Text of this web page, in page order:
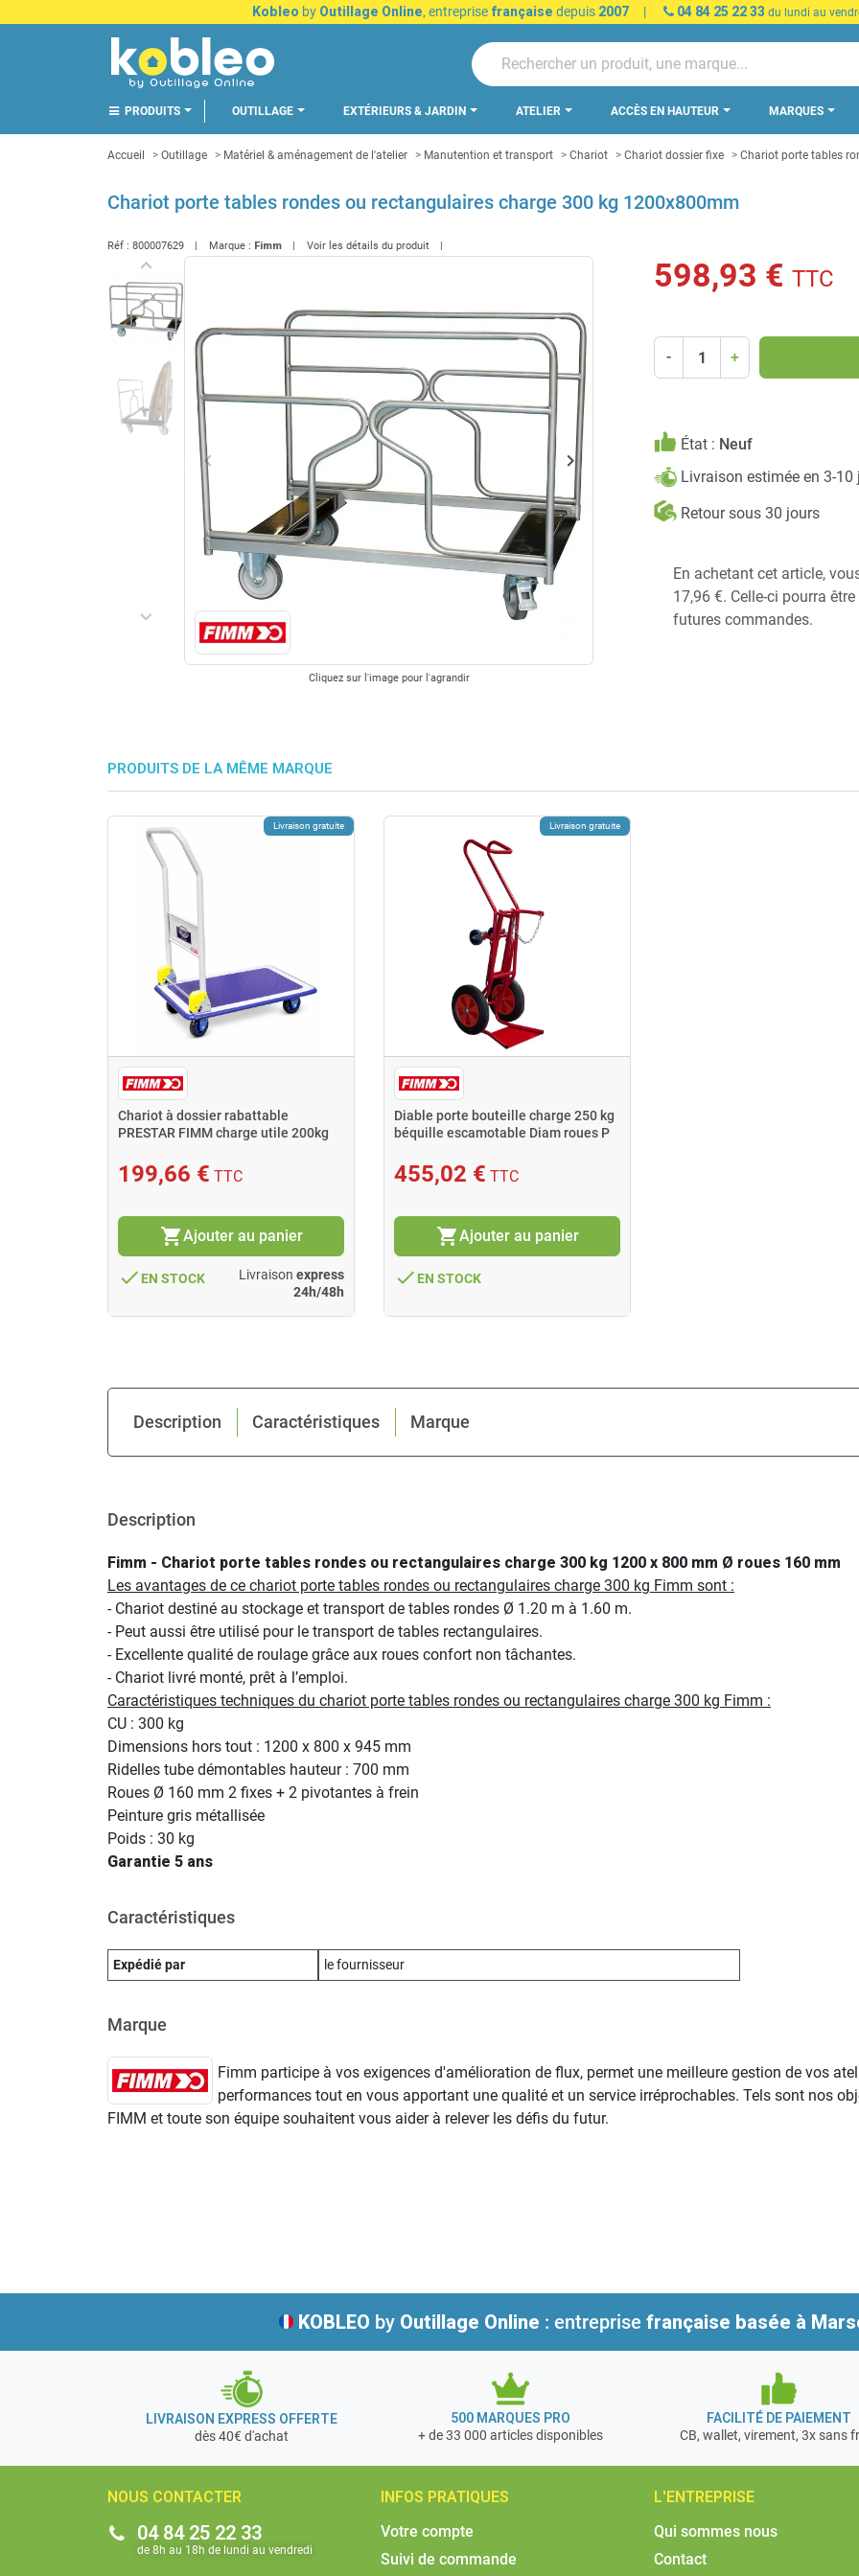
Kobleo by Outillage Online, entreprise française depuis 2007 | 04 84 25 22 33 du lundi au
PRODUITS OUTILLAGE EXTÉRIEURS & JARDIN ATELIER ACCÈS EN HAUTEUR MARQUES
Accueil Outillage Matériel & aménagement de l'atelier Manutention et transport Chariot Chariot dossier fixe Chariot porte tables
Chariot porte tables rondes ou rectangulaires charge 300 kg 1200x800mm
Réf : 800007629 Marque : Fimm Voir les détails du produit
Précédentkeyboard_arrow_left
keyboard_arrow_right
Précédent
keyboard_arrow_left Suivant
keyboard_arrow_right
Cliquez sur l'image pour l'agrandir
598,93 € TTC
- +
État : Neuf
Livraison estimée en 3-10
Retour sous 30 jours
En achetant cet article,
17,96 €. Celle-ci pourra
futures commandes.
PRODUITS DE LA MÊME MARQUE
Livraison gratuite
Chariot à dossier rabattable
PRESTAR FIMM charge utile 200kg
199,66 € TTC
shopping_cartAjouter au panier
done EN STOCK Livraison express
24h/48h
Livraison gratuite
Diable porte bouteille charge 250 kg
béquille escamotable Diam roues P
455,02 € TTC
shopping_cartAjouter au panier
done EN STOCK
Description Caractéristiques Marque
Description
Fimm - Chariot porte tables rondes ou rectangulaires charge 300 kg 1200 x 800 mm Ø roues 160 mm
Les avantages de ce chariot porte tables rondes ou rectangulaires charge 300 kg Fimm sont :
- Chariot destiné au stockage et transport de tables rondes Ø 1.20 m à 1.60 m.
- Peut aussi être utilisé pour le transport de tables rectangulaires.
- Excellente qualité de roulage grâce aux roues confort non tâchantes.
- Chariot livré monté, prêt à l’emploi.
Caractéristiques techniques du chariot porte tables rondes ou rectangulaires charge 300 kg Fimm :
CU : 300 kg
Dimensions hors tout : 1200 x 800 x 945 mm
Ridelles tube démontables hauteur : 700 mm
Roues Ø 160 mm 2 fixes + 2 pivotantes à frein
Peinture gris métallisée
Poids : 30 kg
Garantie 5 ans
Caractéristiques
Expédié par le fournisseur
Marque
Fimm participe à vos exigences d'amélioration de flux, permet une meilleure gestion de vos
performances tout en vous apportant une qualité et un service irréprochables. Tels sont nos
FIMM et toute son équipe souhaitent vous aider à relever les défis du futur.
KOBLEO by Outillage Online : entreprise française basée à
LIVRAISON EXPRESS OFFERTE
dès 40€ d'achat
500 MARQUES PRO
+ de 33 000 articles disponibles
FACILITÉ DE PAIEMENT
CB, wallet, virement, 3x sans
NOUS CONTACTER
04 84 25 22 33
de 8h au 18h de lundi au vendredi​
INFOS PRATIQUES
Votre compte
Suivi de commande
L'ENTREPRISE
Qui sommes nous
Contact